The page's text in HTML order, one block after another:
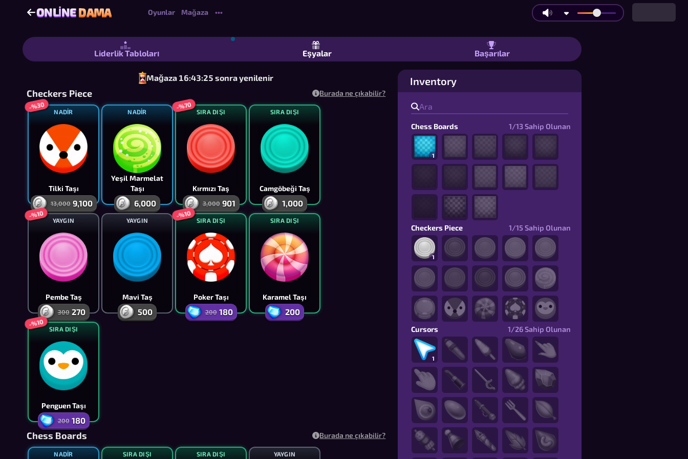
ONLINEDAMA
ONLINEDAMA Oyunlar Mağaza •••
Online Dama - Ücretsiz Çok Oyunculu Dama ve Draughts: Arkadaşlarınla veya 7 Yapay Zekâ Botuna Karşı Oyna |
Liderlik Tabloları Eşyalar Başarılar
Mağaza 16:43:25 sonra yenilenir
Checkers Piece Burada ne çıkabilir?
NADIR
Tilki Taşı
13,000 9,100
-%30
NADIR
Yeşil Marmelat
Taşı
6,000
SIRA DIŞI
Kırmızı Taş
3,000 901
-%70
SIRA DIŞI
Camgöbeği Taş
1,000
YAYGIN
Pembe Taş
300 270
-%10
YAYGIN
Mavi Taş
500
SIRA DIŞI
Poker Taşı
200 180
-%10
SIRA DIŞI
Karamel Taşı
200
SIRA DIŞI
Penguen Taşı
200 180
-%10
Chess Boards Burada ne çıkabilir?
NADIR SIRA DIŞI SIRA DIŞI YAYGIN
Inventory
Chess Boards 1/13Sahip Olunan
1
Checkers Piece 1/15 Sahip Olunan
1
Cursors 1/26Sahip Olunan
1